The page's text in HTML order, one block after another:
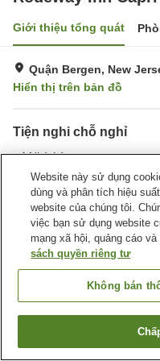
Giới thiệu tổng quát
Quận Bergen, New
Hiển thị trên bản đồ
Tiện nghi chỗ nghỉ
Nhà hàng
Trang chủ Hoa Kỳ New
Rodeway Inn Capri
Tìm
Website này sử dụng
dùng và phân tích hiệu
website của chúng tôi.
việc bạn sử dụng website
mạng xã hội, quảng cáo
sách quyền riêng tư
Không bán